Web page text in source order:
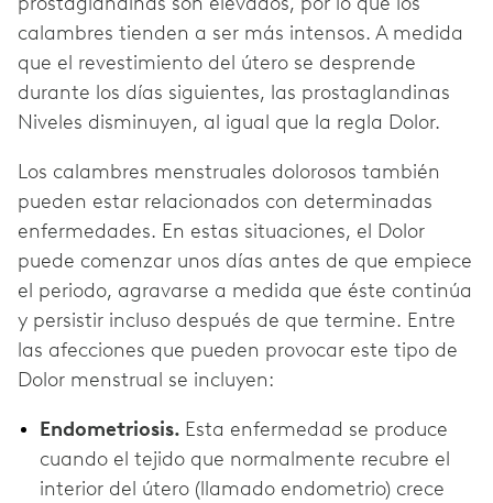
calambres tienden a ser más intensos. A medida
que el revestimiento del útero se desprende
durante los días siguientes, las prostaglandinas
Niveles disminuyen, al igual que la regla Dolor.
Los calambres menstruales dolorosos también
pueden estar relacionados con determinadas
enfermedades. En estas situaciones, el Dolor
puede comenzar unos días antes de que empiece
el periodo, agravarse a medida que éste continúa
y persistir incluso después de que termine. Entre
las afecciones que pueden provocar este tipo de
Dolor menstrual se incluyen:
Endometriosis. Esta enfermedad se produce
cuando el tejido que normalmente recubre el
interior del útero (llamado endometrio) crece